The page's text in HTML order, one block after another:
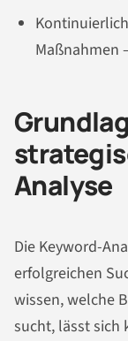
Maßnahmen
Analyse
Die Keyword-
erfolgreichen
wissen, welche
sucht, lässt sich